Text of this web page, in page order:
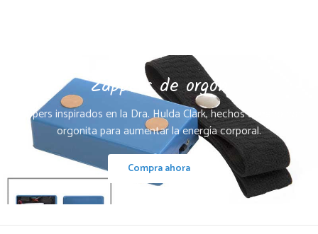
Zappers de orgón
Zappers inspirados en la Dra. Hulda Clark, hechos a mano con
orgonita para aumentar la energía corporal.
Compra ahora